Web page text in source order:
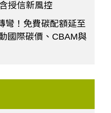
授信新風控
彎！免費碳配額延至
國際碳價、CBAM與